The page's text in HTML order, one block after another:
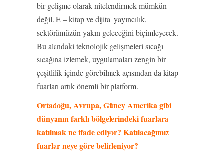
bir gelişme olarak nitelendirmek mümkün
değil. E – kitap ve dijital yayıncılık,
sektörümüzün yakın geleceğini biçimleyecek.
Bu alandaki teknolojik gelişmeleri sıcağı
sıcağına izlemek, uygulamaları zengin bir
çeşitlilik içinde görebilmek açısından da kitap
fuarları artık önemli bir platform.
Ortadoğu, Avrupa, Güney Amerika gibi
dünyanın farklı bölgelerindeki fuarlara
katılmak ne ifade ediyor? Katılacağımız
fuarlar neye göre belirleniyor?